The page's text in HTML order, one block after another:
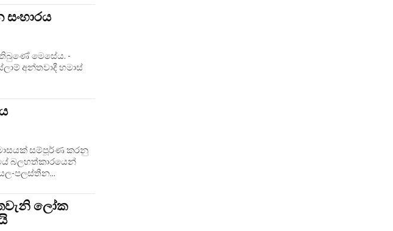
මෙසේය. -
අන්තවාදී හමාස්
සම්පූර්ණ කරනු
බලහත්කාරයෙන්
පලස්තීන...
ලෝක